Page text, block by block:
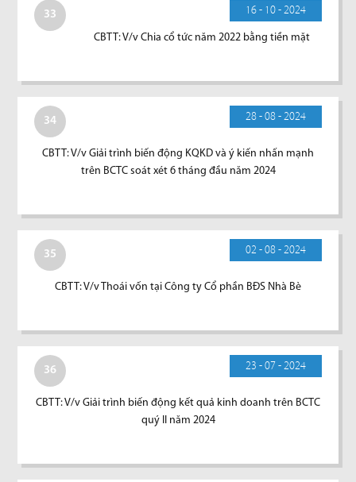
33 16 - 10 - 2024
CBTT: V/v Chia cổ tức năm 2022 bằng tiền mặt
34 28 - 08 - 2024
CBTT: V/v Giải trình biến động KQKD và ý kiến nhấn mạnh
trên BCTC soát xét 6 tháng đầu năm 2024
35 02 - 08 - 2024
CBTT: V/v Thoái vốn tại Công ty Cổ phần BĐS Nhà Bè
36 23 - 07 - 2024
CBTT: V/v Giải trình biến động kết quả kinh doanh trên BCTC
quý II năm 2024